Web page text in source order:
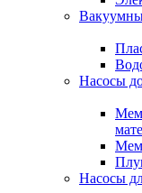
Насосы
Насосы